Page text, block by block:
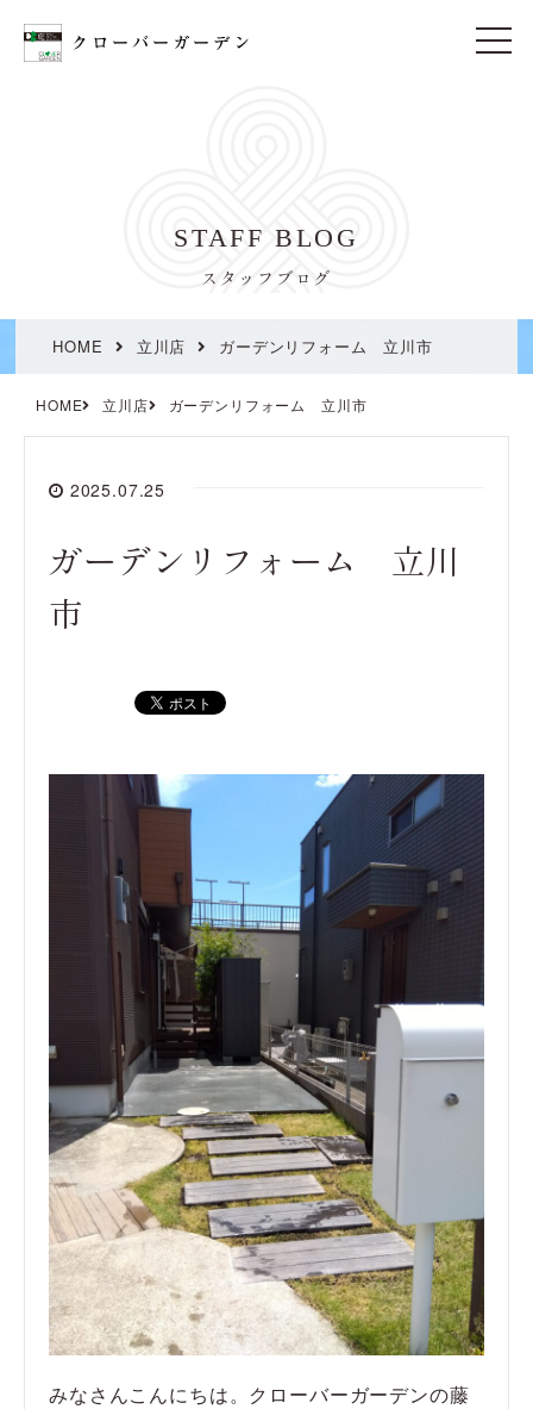
t
STAFF BLOG
スタッフブログ
HOME 立川店 ガーデンリフォーム 立川市
HOME 立川店 ガーデンリフォーム 立川市
2025.07.25
ガーデンリフォーム 立川
市
みなさんこんにちは。クローバーガーデンの藤